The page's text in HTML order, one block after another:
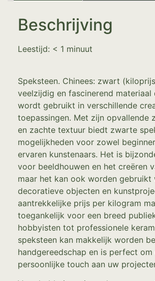
Beschrijving
Leestijd: < 1 minuut
Speksteen. Chinees: zwart
veelzijdig en fascinerend materiaal
wordt gebruikt in verschillende
toepassingen. Met zijn opvallende
en zachte textuur biedt zwarte
mogelijkheden voor zowel
ervaren kunstenaars. Het is
voor beeldhouwen en het creëren
maar het kan ook worden gebruikt
decoratieve objecten en
aantrekkelijke prijs per kilogram
toegankelijk voor een breed
hobbyisten tot professionele
speksteen kan makkelijk worden
handgereedschap en is perfect om
persoonlijke touch aan uw